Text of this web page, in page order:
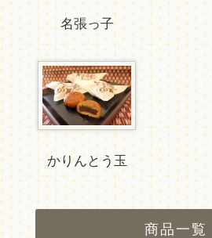
名張っ子
かりんとう玉
商品一覧